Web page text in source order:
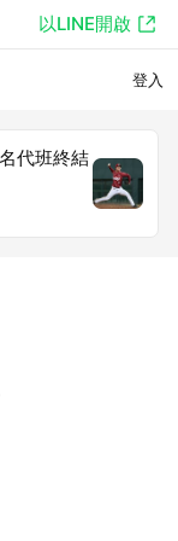
以LINE開啟
登入
代班終結